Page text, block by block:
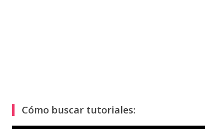
Cómo buscar tutoriales: